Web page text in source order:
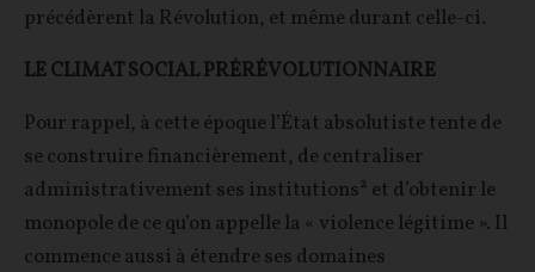
précédèrent la Révolution, et même durant celle-ci.
LE CLIMAT SOCIAL PRÉRÉVOLUTIONNAIRE
Pour rappel, à cette époque l’État absolutiste tente de
se construire financièrement, de centraliser
administrativement ses institutions² et d’obtenir le
monopole de ce qu’on appelle la « violence légitime ». Il
commence aussi à étendre ses domaines